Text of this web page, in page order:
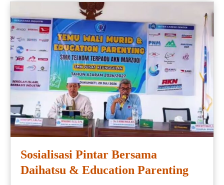
Sosialisasi Pintar Bersama
Daihatsu & Education Parenting